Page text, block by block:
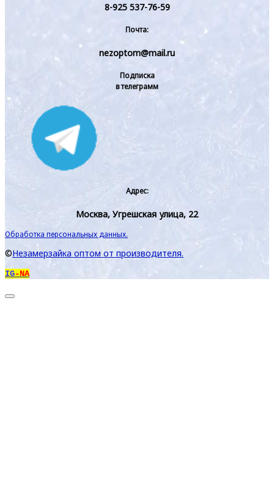
8-925 537-76-59
Почта:
nezoptom@mail.ru
Подписка
в телеграмм
Адрес:
Москва, Угрешская улица, 22
Обработка персональных данных.
©Незамерзайка оптом от производителя.
IG-NA